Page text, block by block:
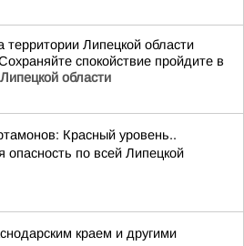
территории Липецкой области
спокойствие пройдите в
области
Красный уровень..
опасность по всей Липецкой
краем и другими